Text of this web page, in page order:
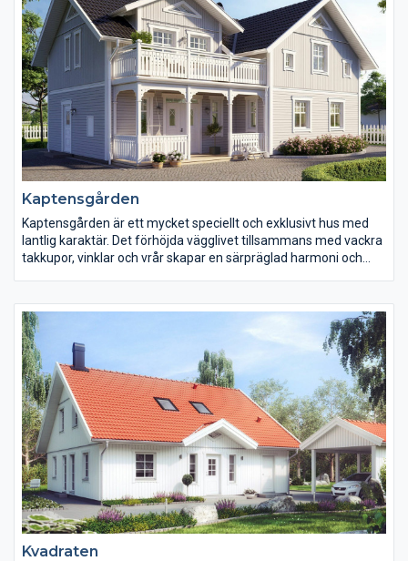
Kaptensgården
Kaptensgården är ett mycket speciellt och exklusivt hus med
lantlig karaktär. Det förhöjda vägglivet tillsammans med vackra
takkupor, vinklar och vrår skapar en särpräglad harmoni och
meters takhöjd.
Kvadraten